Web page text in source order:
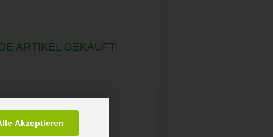
Akzeptieren
ARTIKEL GEKAUFT: